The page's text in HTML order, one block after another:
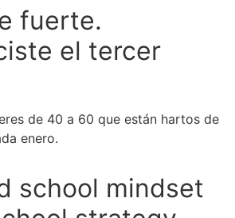
fuerte.
el tercer
de 40 a 60 que están hartos de
enero.
school mindset